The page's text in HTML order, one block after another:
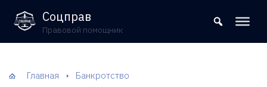
8 (800) 302-09-37
Соцправ
Правовой помощник
Главная Банкротство